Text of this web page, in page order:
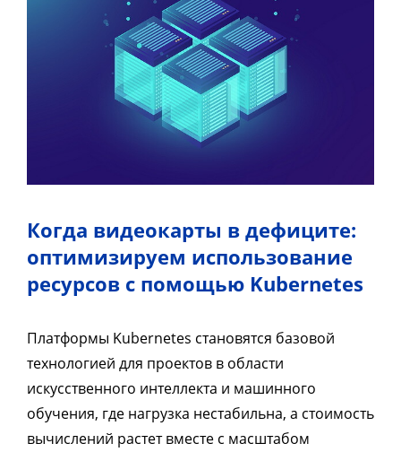
Когда видеокарты в дефиците:
оптимизируем использование
ресурсов с помощью Kubernetes
Платформы Kubernetes становятся базовой
технологией для проектов в области
искусственного интеллекта и машинного
обучения, где нагрузка нестабильна, а стоимость
вычислений растет вместе с масштабом